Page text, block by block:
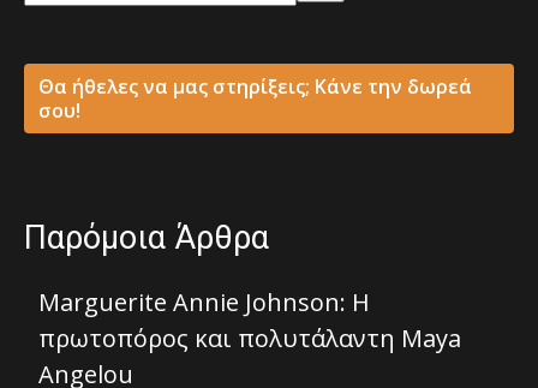
Θα ήθελες να μας στηρίξεις; Κάνε την δωρεά
σου!
Παρόμοια Άρθρα
Marguerite Annie Johnson: Η
πρωτοπόρος και πολυτάλαντη Maya
Angelou